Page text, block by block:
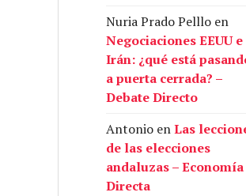
Nuria Prado Pelllo en
Negociaciones EEUU e
Irán: ¿qué está
a puerta cerrada? –
Debate Directo
Antonio enLas
de las elecciones
andaluzas – Economía
Directa